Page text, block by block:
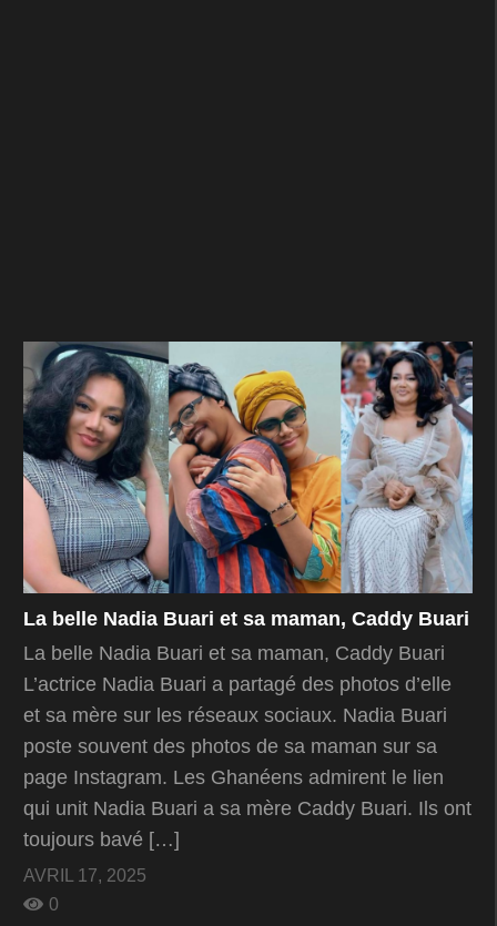
La belle Nadia Buari et sa maman, Caddy Buari
La belle Nadia Buari et sa maman, Caddy Buari
L’actrice Nadia Buari a partagé des photos d’elle
et sa mère sur les réseaux sociaux. Nadia Buari
poste souvent des photos de sa maman sur sa
page Instagram. Les Ghanéens admirent le lien
qui unit Nadia Buari a sa mère Caddy Buari. Ils ont
toujours bavé […]
AVRIL 17, 2025
0